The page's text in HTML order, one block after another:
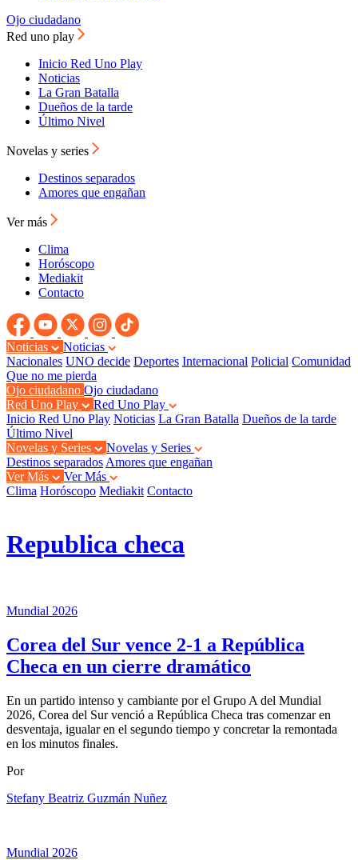
Ojo ciudadano
Red uno play
Inicio Red Uno Play
Noticias
La Gran Batalla
Dueños de la tarde
Último Nivel
Novelas y series
Destinos separados
Amores que engañan
Ver más
Clima
Horóscopo
Mediakit
Contacto
Noticias
Noticias
Nacionales UNO decide Deportes Internacional Policial Comunidad
Que no me pierda
Ojo ciudadano Ojo ciudadano
Red Uno Play
Red Uno Play
Inicio Red Uno Play Noticias La Gran Batalla Dueños de la tarde
Último Nivel
Novelas y Series
Novelas y Series
Destinos separados Amores que engañan
Ver Más
Ver Más
Clima Horóscopo Mediakit Contacto
Republica checa
Mundial 2026
Corea del Sur vence 2-1 a República
Checa en un cierre dramático
En un partido intenso y cambiante por el Grupo A del Mundial
2026, Corea del Sur venció a República Checa tras comenzar en
desventaja, igualar en el segundo tiempo y concretar la remontada
en los minutos finales.
Por
Stefany Beatriz Guzmán Nuñez
Mundial 2026